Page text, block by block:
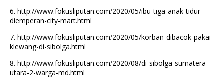
6. http://www.fokusliputan.com/2020/05/ibu-tiga-anak-tidur-
diemperan-city-mart.html
7. http://www.fokusliputan.com/2020/05/korban-dibacok-pakai-
klewang-di-sibolga.html
8. http://www.fokusliputan.com/2020/08/di-sibolga-sumatera-
utara-2-warga-md.html